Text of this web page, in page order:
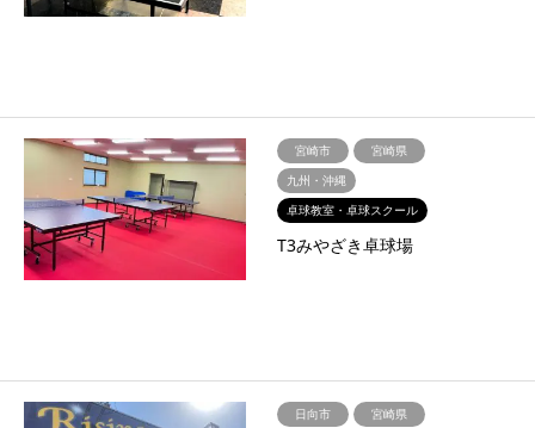
宮崎市
宮崎県
九州・沖縄
卓球教室・卓球スクール
T3みやざき卓球場
日向市
宮崎県